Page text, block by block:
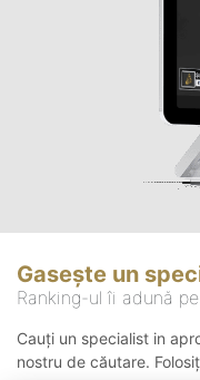
Gasește un
Ranking-ul îi adună
Cauți un specialist in
nostru de căutare.